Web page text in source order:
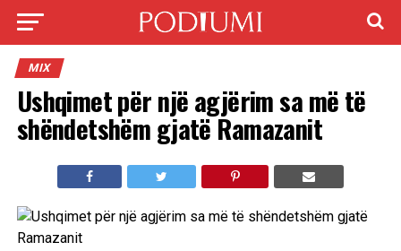
MIX
Ushqimet për një agjërim sa më të
shëndetshëm gjatë Ramazanit